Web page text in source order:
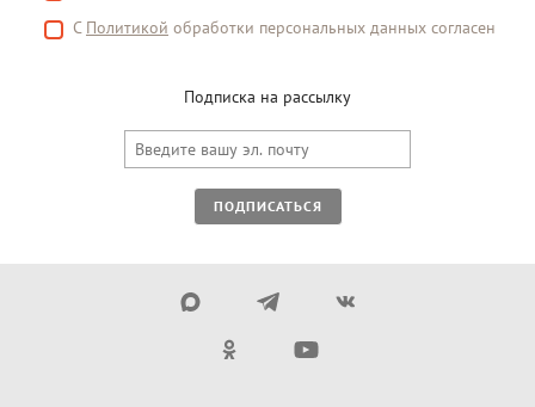
С Политикой обработки персональных данных согласен
Подписка на рассылку
ПОДПИСАТЬСЯ